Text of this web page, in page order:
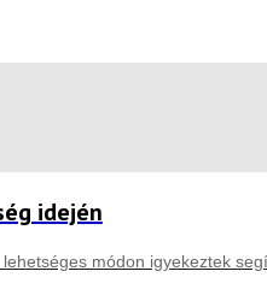
idején
módon igyekeztek